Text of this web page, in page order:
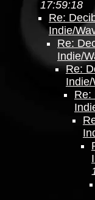
17:59:18
Re:
Indie/
Re:
Indie/
Re:
Re: